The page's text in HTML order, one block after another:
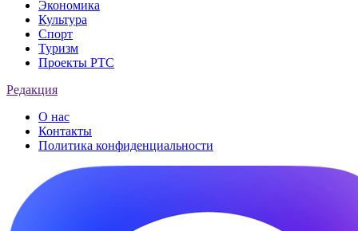
Экономика
Культура
Спорт
Туризм
Проекты РТС
Редакция
О нас
Контакты
Политика конфиденциальности